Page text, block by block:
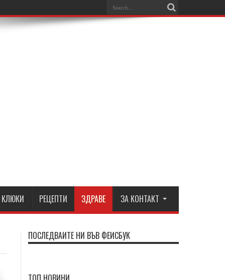
КЛЮКИ РЕЦЕПТИ ЗДРАВЕ ЗА КОНТАКТ
ПОСЛЕДВАЙТЕ НИ ВЪВ ФЕЙСБУК